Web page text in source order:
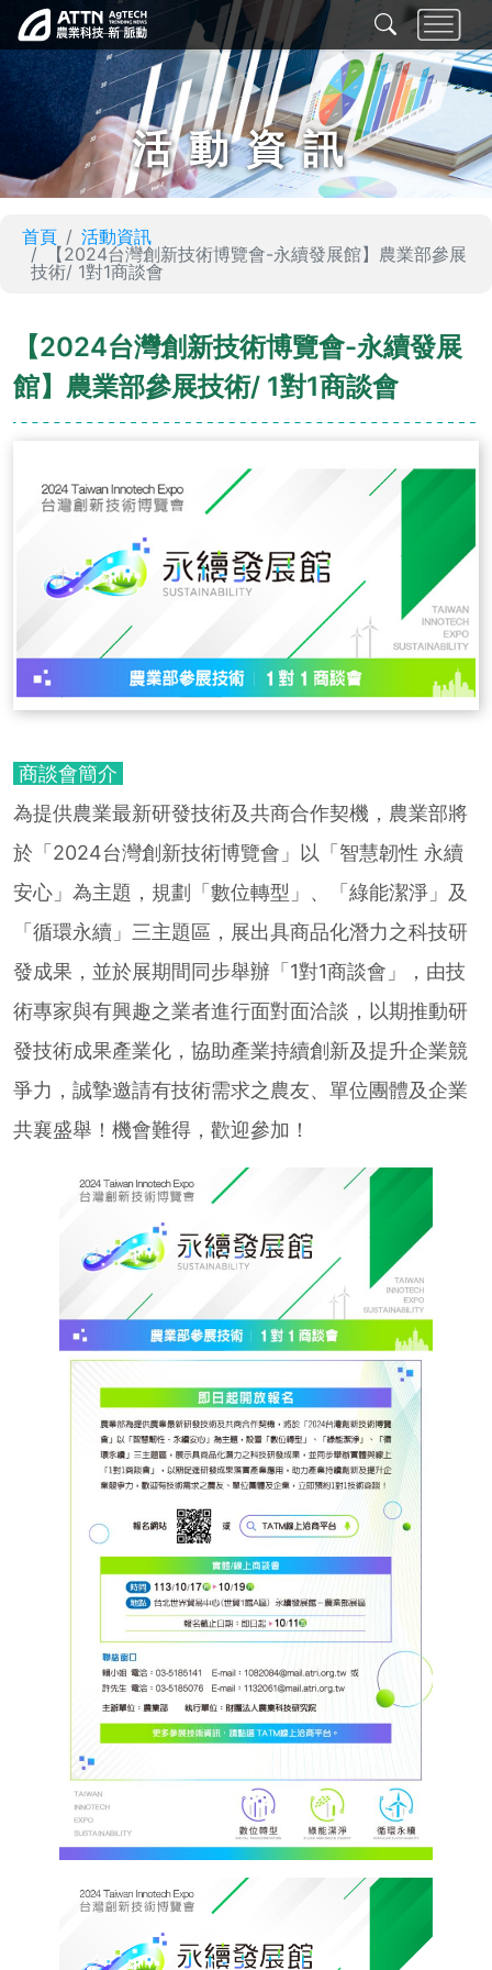
活動資訊
首頁
活動資訊
【2024台灣創新技術博覽會-永續發展館】農業部參展
技術/ 1對1商談會
【2024台灣創新技術博覽會-永續發展
館】農業部參展技術/ 1對1商談會
商談會簡介
為提供農業最新研發技術及共商合作契機，農業部將
於「2024台灣創新技術博覽會」以「智慧韌性 永續
安心」為主題，規劃「數位轉型」、「綠能潔淨」及
「循環永續」三主題區，展出具商品化潛力之科技研
發成果，並於展期間同步舉辦「1對1商談會」，由技
術專家與有興趣之業者進行面對面洽談，以期推動研
發技術成果產業化，協助產業持續創新及提升企業競
爭力，誠摯邀請有技術需求之農友、單位團體及企業
共襄盛舉！機會難得，歡迎參加！